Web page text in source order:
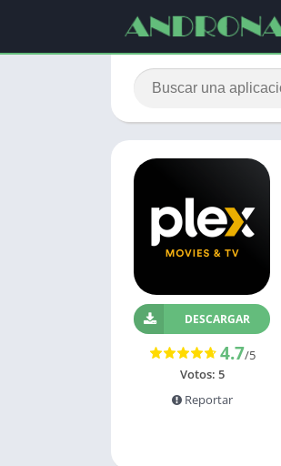
DESCARGAR
4.7/5
Votos: 5
Reportar